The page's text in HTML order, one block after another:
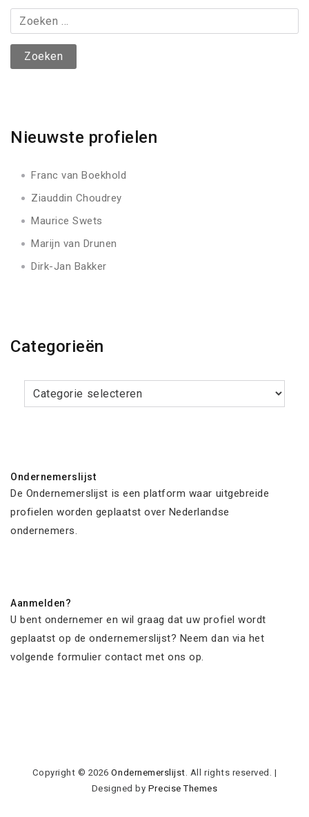
Zoeken
naar:
Nieuwste profielen
Franc van Boekhold
Ziauddin Choudrey
Maurice Swets
Marijn van Drunen
Dirk-Jan Bakker
Categorieën
Categorieën
Ondernemerslijst
De Ondernemerslijst is een platform waar uitgebreide
profielen worden geplaatst over Nederlandse
ondernemers.
Aanmelden?
U bent ondernemer en wil graag dat uw profiel wordt
geplaatst op de ondernemerslijst? Neem dan via het
volgende formulier contact met ons op.
Copyright © 2026Ondernemerslijst. All rights reserved. |
Designed by Precise Themes